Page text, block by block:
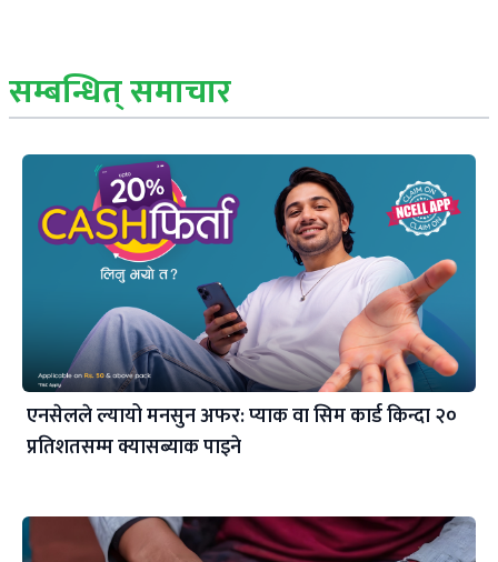
सम्बन्धित् समाचार
एनसेलले ल्यायो मनसुन अफर: प्याक वा सिम कार्ड किन्दा २०
प्रतिशतसम्म क्यासब्याक पाइने